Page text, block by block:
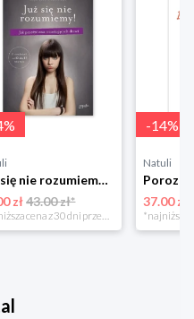
%
Już się nie rozumiemy! Jak przeżyć czas trzaskających drzwi Esprit
zł 43.00 zł*
*najniższa cena z 30 dni przed obniżką
-14%
Natuli
37.00 zł